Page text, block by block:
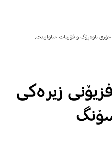
ناوەڕۆک و فۆرمات جیاوازبێت.
زیرەکی